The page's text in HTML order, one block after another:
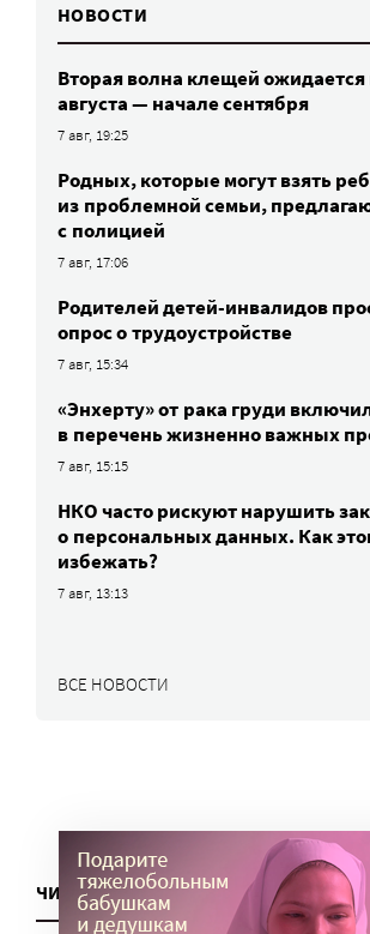
НОВОСТИ
Вторая волна клещей ожидается
августа — начале сентября
7 авг, 19:25
Родных, которые могут взять
из проблемной семьи,
с полицией
7 авг, 17:06
Родителей детей-инвалидов
опрос о трудоустройстве
7 авг, 15:34
«Энхерту» от рака груди
в перечень жизненно важных
7 авг, 15:15
НКО часто рискуют нарушить
о персональных данных. Как
избежать?
7 авг, 13:13
ВСЕ НОВОСТИ
ЧИТАТЬ ЕЩЕ